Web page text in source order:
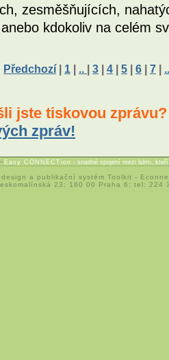
zesměšňujících,
kdokoliv na celém
Předchozí| 1 | .. | 3 | 4 | 5 | 6 | 7 | ..
jste tiskovou
zpráv!
Easy CONNECTion - snadné spojení mezi lidmi,
a publikační systém Toolkit -
23; 160 00 Praha 6; tel: 224